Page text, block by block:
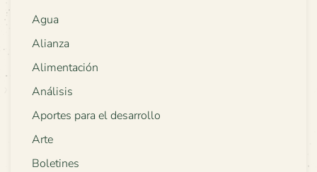
Agua
Alianza
Alimentación
Análisis
Aportes para el desarrollo
Arte
Boletines